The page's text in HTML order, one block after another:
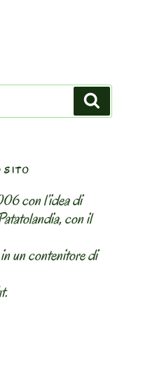
SITO
con l’idea di
con il
un contenitore di